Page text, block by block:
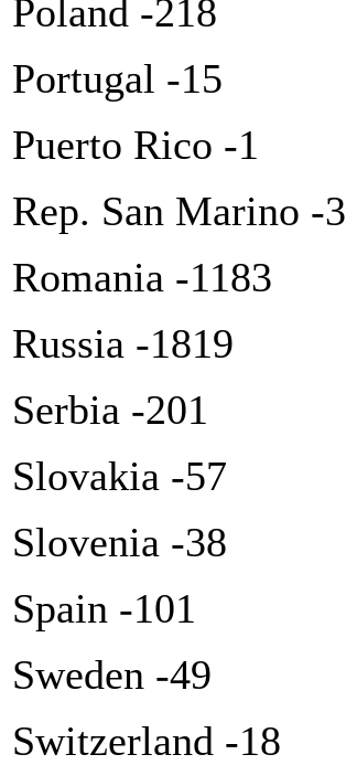
Poland -218
Portugal -15
Puerto Rico -1
Rep. San Marino -3
Romania -1183
Russia -1819
Serbia -201
Slovakia -57
Slovenia -38
Spain -101
Sweden -49
Switzerland -18